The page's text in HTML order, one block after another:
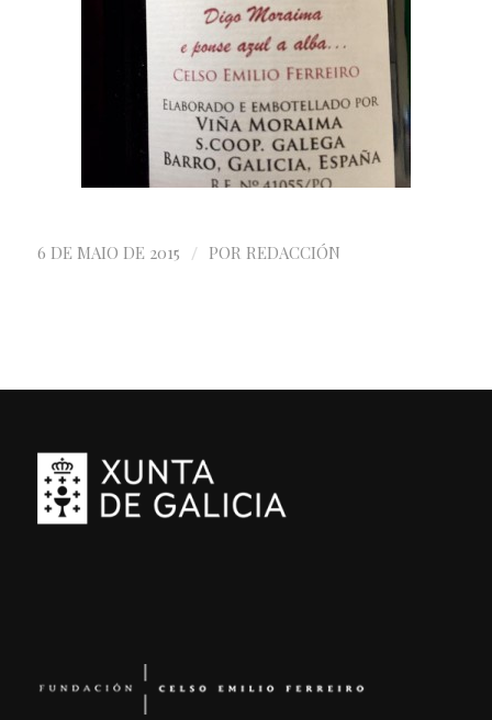
6 DE MAIO DE 2015 / POR REDACCIÓN